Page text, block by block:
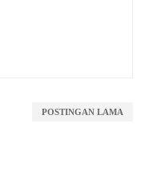
POSTINGAN LAMA